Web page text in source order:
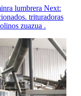
lumbrera Next:
trituradoras
zuazua .